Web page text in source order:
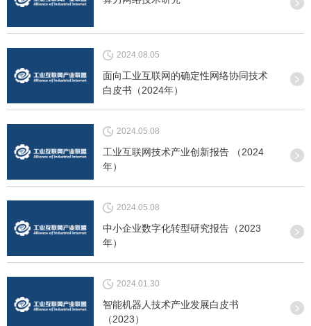
2024.08.05
面向工业互联网的确定性网络协同技术
白皮书（2024年）
2024.05.08
工业互联网技术产业创新报告 （2024
年）
2024.05.08
中小企业数字化转型研究报告（2023
年）
2024.01.30
智能机器人技术产业发展白皮书
（2023）